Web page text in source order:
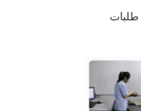
طلبات